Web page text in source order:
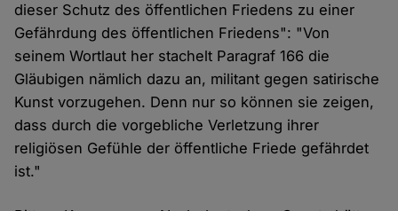
dieser Schutz des öffentlichen Friedens zu einer
Gefährdung des öffentlichen Friedens": "Von
seinem Wortlaut her stachelt Paragraf 166 die
Gläubigen nämlich dazu an, militant gegen satirische
Kunst vorzugehen. Denn nur so können sie zeigen,
dass durch die vorgebliche Verletzung ihrer
religiösen Gefühle der öffentliche Friede gefährdet
ist."